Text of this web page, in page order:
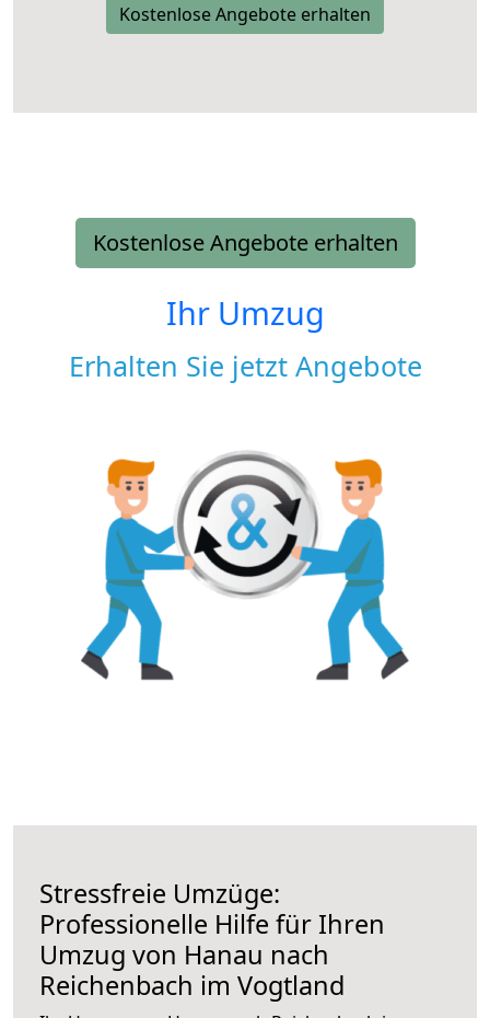
Kostenlose Angebote erhalten
Kostenlose Angebote erhalten
Ihr Umzug
Erhalten Sie jetzt Angebote
Stressfreie Umzüge:
Professionelle Hilfe für Ihren
Umzug von Hanau nach
Reichenbach im Vogtland